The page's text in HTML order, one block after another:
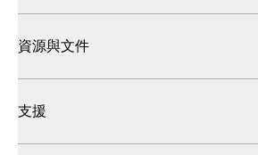
資源與文件
支援